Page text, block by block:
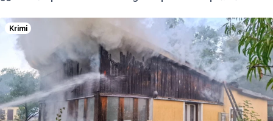
O 84 haléřů zdražila nafta, za litr teď řidiči dají průměrně
44,84 koruny. Podle údajů společnosti CCS, která ceny
sleduje, je benzin v současnosti o 7,73 koruny dražší než
před rokem, za naftu tehdy motoristé platili o 11,31
koruny méně.
Krimi